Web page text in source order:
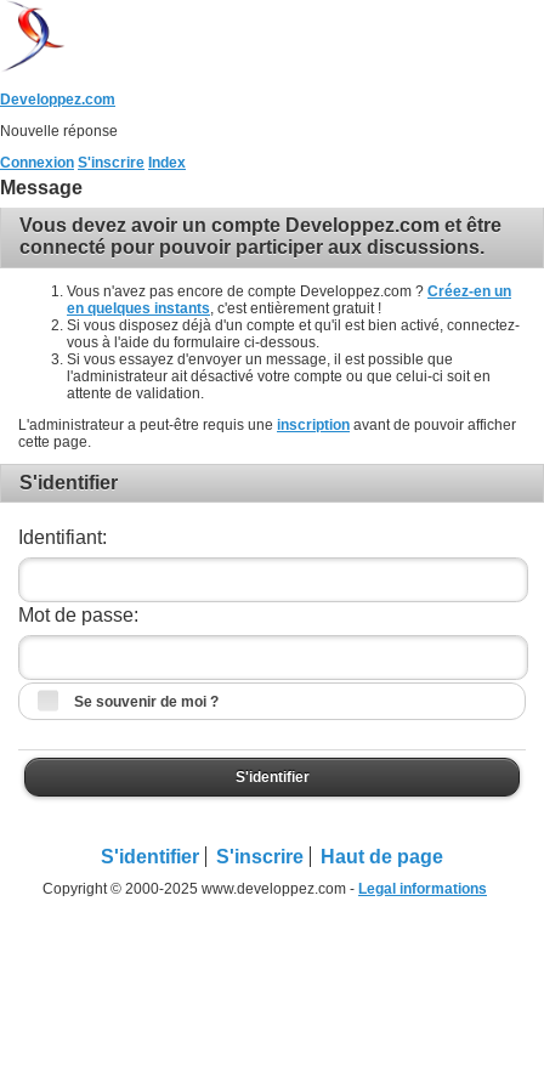
Developpez.com
Nouvelle réponse
Connexion S'inscrire Index
Message
Vous devez avoir un compte Developpez.com et être
connecté pour pouvoir participer aux discussions.
Vous n'avez pas encore de compte Developpez.com ? Créez-en un
en quelques instants , c'est entièrement gratuit !
Si vous disposez déjà d'un compte et qu'il est bien activé, connectez-
vous à l'aide du formulaire ci-dessous.
Si vous essayez d'envoyer un message, il est possible que
l'administrateur ait désactivé votre compte ou que celui-ci soit en
attente de validation.
L'administrateur a peut-être requis une inscription avant de pouvoir afficher
cette page.
S'identifier
Identifiant:
Mot de passe:
Se souvenir de moi ?
S'identifier
S'identifier S'inscrire Haut de page
Copyright © 2000-2025 www.developpez.com - Legal informations